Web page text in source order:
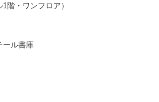
階・ワンフロア）
ール書庫